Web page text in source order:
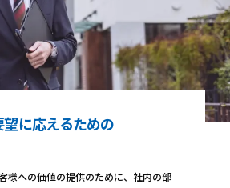
に応えるための
様への価値の提供のために、社内の部